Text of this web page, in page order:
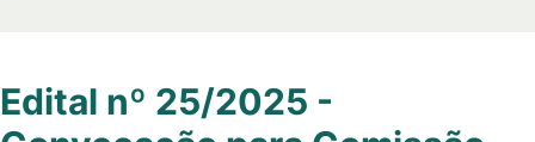
Edital nº 25/2025 -